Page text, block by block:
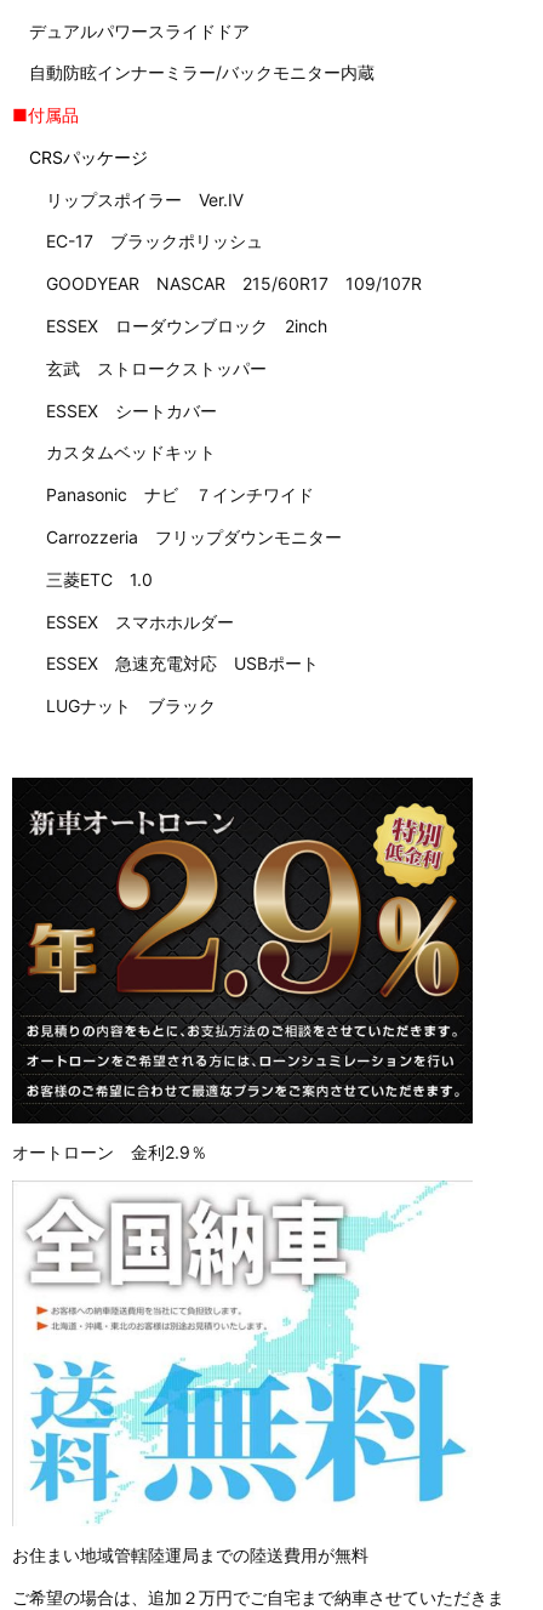
デュアルパワースライドドア
自動防眩インナーミラー/バックモニター内蔵
■付属品
CRSパッケージ
リップスポイラー Ver.Ⅳ
EC-17 ブラックポリッシュ
GOODYEAR NASCAR 215/60R17 109/107R
ESSEX ローダウンブロック 2inch
玄武 ストロークストッパー
ESSEX シートカバー
カスタムベッドキット
Panasonic ナビ ７インチワイド
Carrozzeria フリップダウンモニター
三菱ETC 1.0
ESSEX スマホホルダー
ESSEX 急速充電対応 USBポート
LUGナット ブラック
オートローン 金利2.9％
お住まい地域管轄陸運局までの陸送費用が無料
ご希望の場合は、追加２万円でご自宅まで納車させていただきま